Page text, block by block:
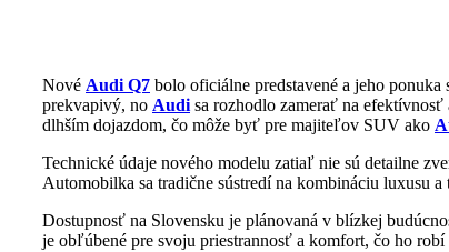
Nové Audi Q7 bolo oficiálne predstavené a jeho
prekvapivý, no Audisa rozhodlo zamerať na efektívnosť
dlhším dojazdom, čo môže byť pre majiteľov SUV ako
Technické údaje nového modelu zatiaľ nie sú detailne
Automobilka sa tradične sústredí na kombináciu luxusu
Dostupnosť na Slovensku je plánovaná v blízkej
je obľúbené pre svoju priestrannosť a komfort, čo ho